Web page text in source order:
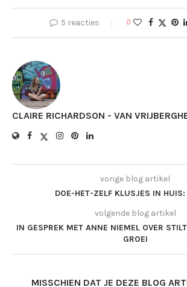
5 reacties 0
CLAIRE RICHARDSON - VAN
vorige blog artikel
DOE-HET-ZELF KLUSJES IN
volgende blog artikel
IN GESPREK MET ANNE NIEMEL OVER
GROEI
MISSCHIEN DAT JE DEZE BLOG